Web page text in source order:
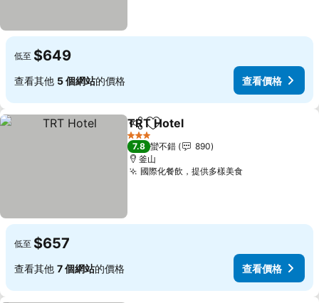
低至 $649
查看其他 5 個網站的價格 查看價格
分享 加入我的最愛
TRT Hotel
3 星級
7.8 蠻不錯
890
釜山
國際化餐飲，提供多樣美食查看價格
低至 $657
查看其他 7 個網站的價格 查看價格